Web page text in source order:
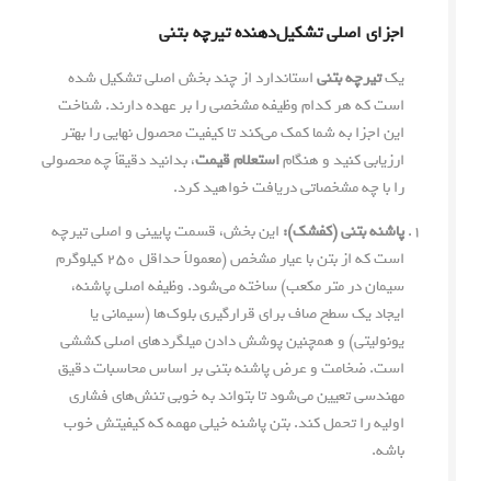
اجزای اصلی تشکیل‌دهنده تیرچه بتنی
یکتیرچه بتنیاستاندارد از چند بخش اصلی تشکیل شده
است که هر کدام وظیفه مشخصی را بر عهده دارند. شناخت
این اجزا به شما کمک می‌کند تا کیفیت محصول نهایی را بهتر
ارزیابی کنید و هنگاماستعلام قیمت، بدانید دقیقاً چه محصولی
را با چه مشخصاتی دریافت خواهید کرد.
پاشنه بتنی (کفشک): این بخش، قسمت پایینی و اصلی تیرچه
است که از بتن با عیار مشخص (معمولاً حداقل ۲۵۰ کیلوگرم
سیمان در متر مکعب) ساخته می‌شود. وظیفه اصلی پاشنه،
ایجاد یک سطح صاف برای قرارگیری بلوک‌ها (سیمانی یا
یونولیتی) و همچنین پوشش دادن میلگردهای اصلی کششی
است. ضخامت و عرض پاشنه بتنی بر اساس محاسبات دقیق
مهندسی تعیین می‌شود تا بتواند به خوبی تنش‌های فشاری
اولیه را تحمل کند. بتن پاشنه خیلی مهمه که کیفیتش خوب
باشه.